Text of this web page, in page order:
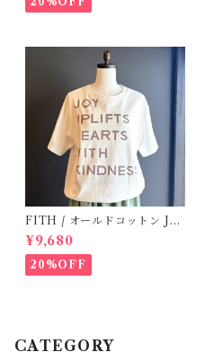
FITH / オールドコットン JO
Y Tシャツ(White) / Size 2
¥9,680
20%OFF
CATEGORY